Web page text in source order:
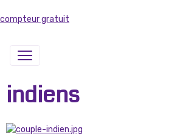
compteur gratuit
indiens